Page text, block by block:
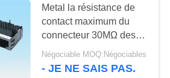
39
Metal la résistance de
contact maximum du
connecteur 30MΩ des
ports RJ45 Jack du
bouclier 1*4
Négociable MOQ:Négociables
- JE NE SAIS PAS.